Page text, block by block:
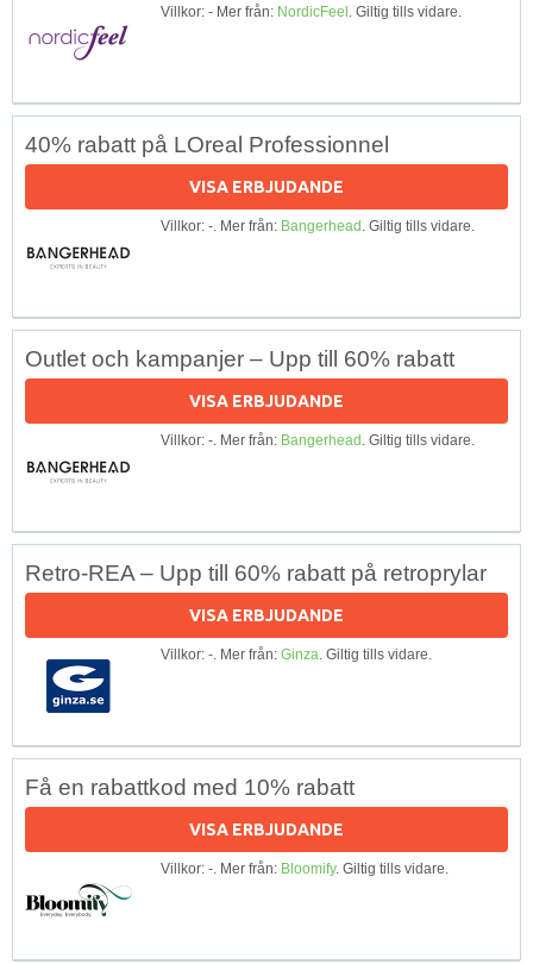
Villkor: - Mer från: NordicFeel. Giltig tills vidare.
40% rabatt på LOreal Professionnel
VISA ERBJUDANDE
Villkor: -. Mer från: Bangerhead. Giltig tills vidare.
Outlet och kampanjer – Upp till 60% rabatt
VISA ERBJUDANDE
Villkor: -. Mer från: Bangerhead. Giltig tills vidare.
Retro-REA – Upp till 60% rabatt på retroprylar
VISA ERBJUDANDE
Villkor: -. Mer från: Ginza. Giltig tills vidare.
Få en rabattkod med 10% rabatt
VISA ERBJUDANDE
Villkor: -. Mer från: Bloomify. Giltig tills vidare.